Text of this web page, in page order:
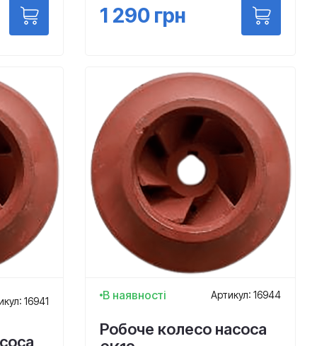
1 290грн
16941 В наявності Артикул: 16944
Робоче колесо насоса